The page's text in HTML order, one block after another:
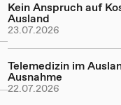
Kein Anspruch auf
Ausland
23.07.2026
Telemedizin im
Ausnahme
22.07.2026